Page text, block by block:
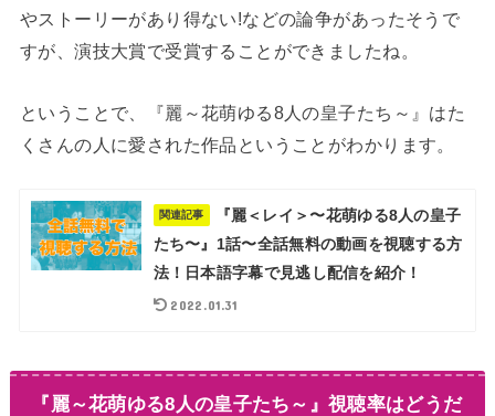
やストーリーがあり得ない!などの論争があったそうで
すが、演技大賞で受賞することができましたね。
ということで、『麗～花萌ゆる8人の皇子たち～』はた
くさんの人に愛された作品ということがわかります。
関連記事
『麗＜レイ＞〜花萌ゆる8人の皇子
たち〜』1話〜全話無料の動画を視聴する方
法！日本語字幕で見逃し配信を紹介！
2022.01.31
『麗～花萌ゆる8人の皇子たち～』視聴率はどうだ